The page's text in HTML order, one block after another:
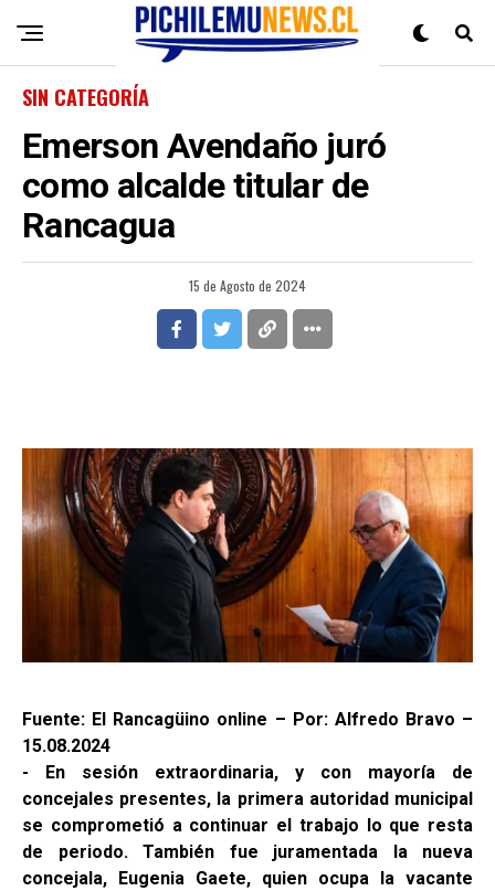
SIN CATEGORÍA
Emerson Avendaño juró
como alcalde titular de
Rancagua
15 de Agosto de 2024
Fuente: El Rancagüino online – Por: Alfredo Bravo –
15.08.2024
- En sesión extraordinaria, y con mayoría de
concejales presentes, la primera autoridad municipal
se comprometió a continuar el trabajo lo que resta
de periodo. También fue juramentada la nueva
concejala, Eugenia Gaete, quien ocupa la vacante